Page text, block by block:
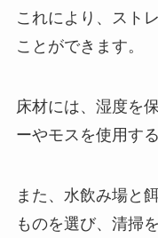
これにより、スト
ことができます。
床材には、湿度を
ーやモスを使用す
また、水飲み場と
ものを選び、清掃